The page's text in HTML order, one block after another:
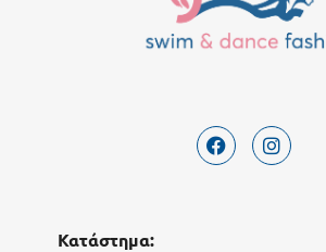
Κατάστημα: